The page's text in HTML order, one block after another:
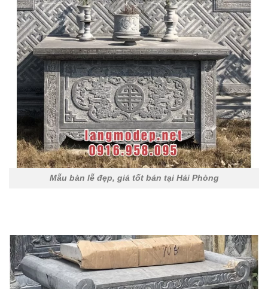
Mẫu bàn lễ đẹp, giá tốt bán tại Hải Phòng